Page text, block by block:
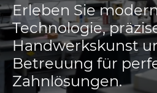
Erleben Sie
Technologie,
Handwerkskunst
Betreuung für
Zahnlösungen.